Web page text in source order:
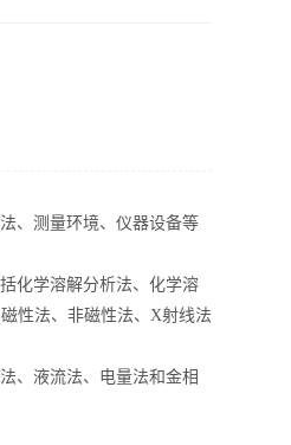
、测量环境、仪器设备等
化学溶解分析法、化学溶
性法、非磁性法、X射线法
、液流法、电量法和金相